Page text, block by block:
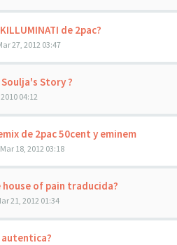
de 2pac?
27, 2012 03:47
Story ?
04:12
de 2pac 50cent y eminem
18, 2012 03:18
of pain traducida?
21, 2012 01:34
autentica?